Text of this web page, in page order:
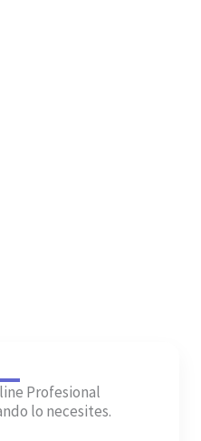
Profesional
lo necesites.